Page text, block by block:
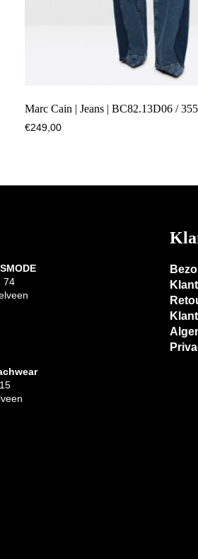
Marc Cain | Jeans | BC82.13D06 / 355
€249,00
74